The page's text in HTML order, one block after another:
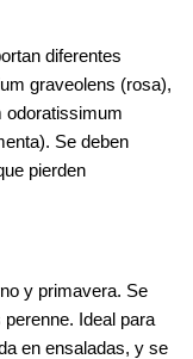
diferentes
graveolens (rosa),
odoratissimum
Se deben
pierden
y primavera. Se
Ideal para
en ensaladas, y se